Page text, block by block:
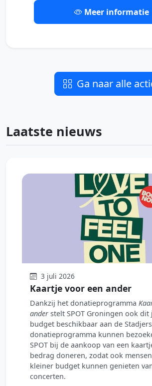
Meer informatie
Ga naar alle
Laatste nieuws
3 juli 2026
Kaartje voor een ander
Dankzij het donatieprogramma
ander stelt SPOT Groningen ook dit
budget beschikbaar aan de
donatieprogramma kunnen
SPOT bij de aankoop van een
bedrag doneren, zodat ook
kleiner budget kunnen genieten
concerten.